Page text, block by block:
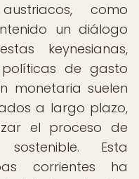
como
un diálogo
keynesianas,
de gasto
monetaria suelen
a largo plazo,
el proceso de
Esta
corrientes ha